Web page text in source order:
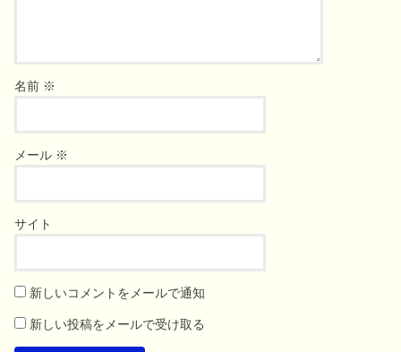
名前 ※
メール ※
サイト
新しいコメントをメールで通知
新しい投稿をメールで受け取る